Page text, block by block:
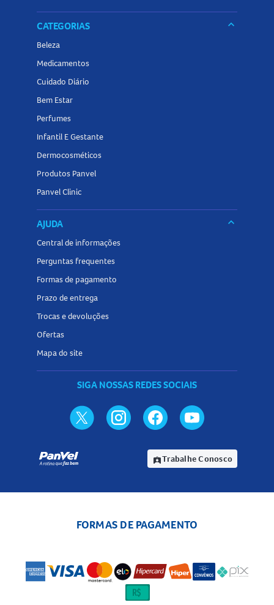
CATEGORIAS keyboard_arrow_down
Beleza
Medicamentos
Cuidado Diário
Bem Estar
Perfumes
Infantil E Gestante
Dermocosméticos
Produtos Panvel
Panvel Clinic
AJUDA keyboard_arrow_down
Central de informações
Perguntas frequentes
Formas de pagamento
Prazo de entrega
Trocas e devoluções
Ofertas
Mapa do site
SIGA NOSSAS REDES SOCIAIS
assignment_indTrabalhe Conosco
FORMAS DE PAGAMENTO